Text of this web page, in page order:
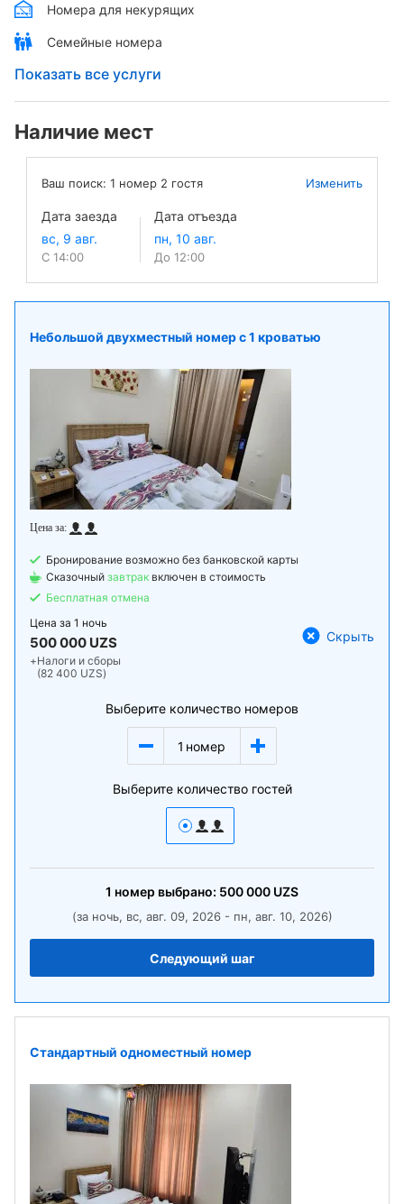
Номера для некурящих
Семейные номера
Показать все услуги
Наличие мест
Ваш поиск: 1 номер 2 гостя Изменить
Дата заезда
С 14:00
Дата отъезда
До 12:00
Небольшой двухместный номер с 1 кроватью
Бронирование возможно без банковской карты
Сказочный завтрак включен в стоимость
Бесплатная отмена
Цена за 1 ночь
500 000 UZS
+Налоги и сборы
(82 400 UZS)
Скрыть
Выберите количество номеров
1 номер
Выберите количество гостей
1 номер выбрано: 500 000 UZS
(за ночь, вс, авг. 09, 2026 - пн, авг. 10, 2026)
Следующий шаг
Стандартный одноместный номер